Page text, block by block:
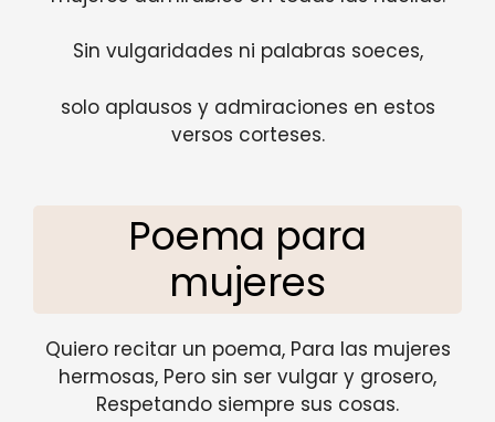
Sin vulgaridades ni palabras soeces,
solo aplausos y admiraciones en estos
versos corteses.
Poema para
mujeres
Quiero recitar un poema, Para las mujeres
hermosas, Pero sin ser vulgar y grosero,
Respetando siempre sus cosas.